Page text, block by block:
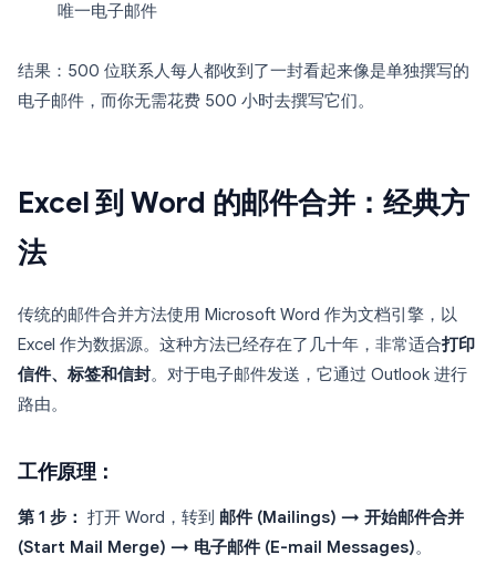
唯一电子邮件
结果：500 位联系人每人都收到了一封看起来像是单独撰写的
电子邮件，而你无需花费 500 小时去撰写它们。
Excel 到 Word 的邮件合并：经典方
法
传统的邮件合并方法使用 Microsoft Word 作为文档引擎，以
Excel 作为数据源。这种方法已经存在了几十年，非常适合打印
信件、标签和信封。对于电子邮件发送，它通过 Outlook 进行
路由。
工作原理：
第 1 步： 打开 Word，转到 邮件 (Mailings) → 开始邮件合并
(Start Mail Merge) → 电子邮件 (E-mail Messages)。